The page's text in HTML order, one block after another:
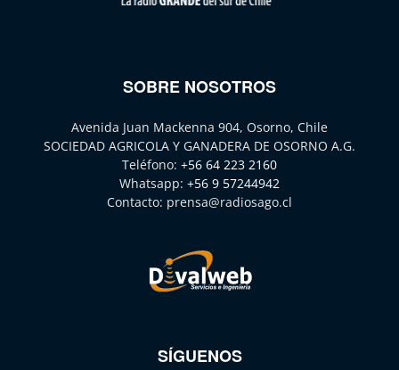
SOBRE NOSOTROS
Avenida Juan Mackenna 904, Osorno, Chile
SOCIEDAD AGRICOLA Y GANADERA DE OSORNO A.G.
Teléfono: +56 64 223 2160
Whatsapp: +56 9 57244942
Contacto: prensa@radiosago.cl
SÍGUENOS